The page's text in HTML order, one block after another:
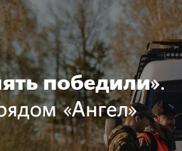
победили».
«Ангел»